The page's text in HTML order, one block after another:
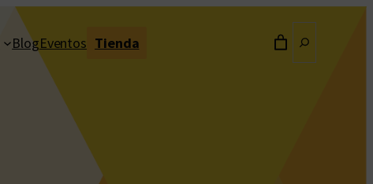
BlogEventos Tienda